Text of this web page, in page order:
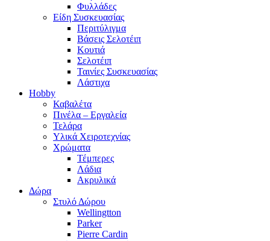
Φυλλάδες
Είδη Συσκευασίας
Περιτύλιγμα
Βάσεις Σελοτέιπ
Κουτιά
Σελοτέιπ
Ταινίες Συσκευασίας
Λάστιχα
Hobby
Καβαλέτα
Πινέλα – Εργαλεία
Τελάρα
Υλικά Χειροτεχνίας
Χρώματα
Τέμπερες
Λάδια
Ακρυλικά
Δώρα
Στυλό Δώρου
Wellingtton
Parker
Pierre Cardin